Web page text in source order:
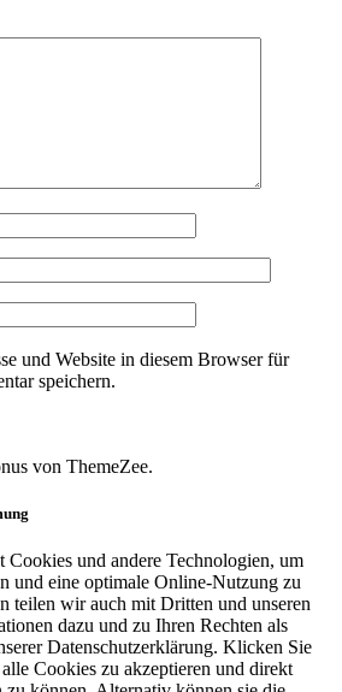
und Website in diesem Browser für
speichern.
von ThemeZee.
Cookies und andere Technologien, um
und eine optimale Online-Nutzung zu
teilen wir auch mit Dritten und unseren
dazu und zu Ihren Rechten als
Datenschutzerklärung. Klicken Sie
Cookies zu akzeptieren und direkt